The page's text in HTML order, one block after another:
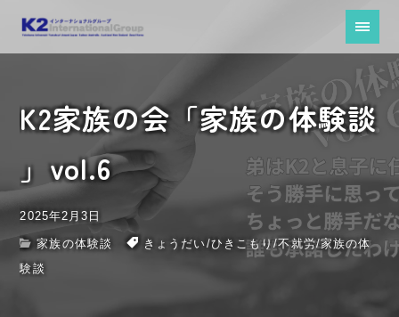
K2家族の会「家族の体験談
」vol.6
2025年2月3日
家族の体験談 きょうだい/ひきこもり/不就労/家族の体
験談